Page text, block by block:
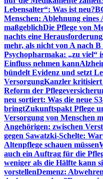
Lebensalter“: Was ist neu?
Menschen: Ablehnung
maßgeblichDie Pflege von
nachts eine Herausforderung
mehr, als nicht von A nach B
Psychopharmaka: „zu viel“
Einfluss nehmen kann
bündelt Evidenz und setzt
VersorgungKanzler
Reform der
neu sortiert: Was die neue
bringtZukunftspakt Pflege
Versorgung von Menschen
Angehörigen: zwischen
gegen Sawatzki-Schelte:
Altenpflege schauen müssen
auch ein Auftrag für die
weniger als die Hälfte kann
vorstellenDemenz: